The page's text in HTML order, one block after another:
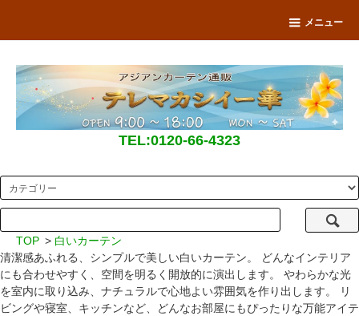
メニュー
TEL:0120-66-4323
TOP > 白いカーテン
清潔感あふれる、シンプルで美しい白いカーテン。 どんなインテリア
にも合わせやすく、空間を明るく開放的に演出します。 やわらかな光
を室内に取り込み、ナチュラルで心地よい雰囲気を作り出します。 リ
ビングや寝室、キッチンなど、どんなお部屋にもぴったりな万能アイテ